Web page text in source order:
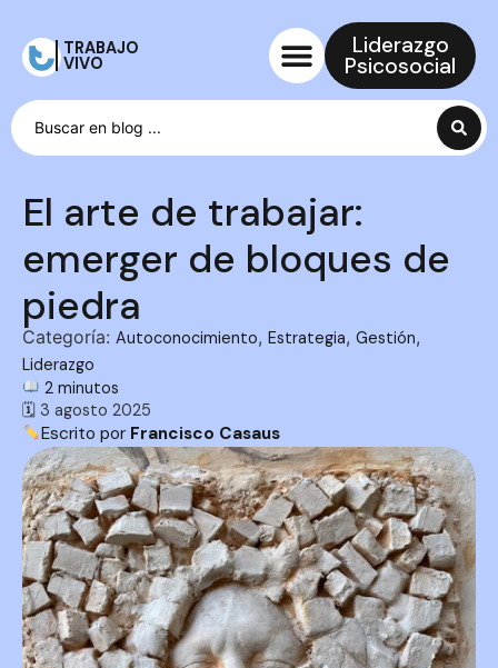
TRABAJO
VIVO
Liderazgo
Psicosocial
El arte de trabajar:
emerger de bloques de
piedra
Categoría: Autoconocimiento, Estrategia, Gestión,
Liderazgo
2 minutos
🗓 3 agosto 2025
Escrito por Francisco Casaus